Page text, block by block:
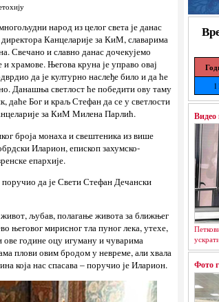
Видео
Фото
народ из целог света је данас
Канцеларије за КиМ, славарима
Свечано и славно данас дочекујемо
храмове. Његова круна је управо овај
да је културно наслеђе било и да ће
Данашња светлост ће победити ову таму
даће Бог и краљ Стефан да се у светлости
за КиМ Милена Парлић.
броја монаха и свештеника из више
Иларион, епископ захумско-
епархије.
поручио да је Свети Стефан Дечански
љубав, полагање живота за ближњег
његовог мирисног тла пуног лека, утехе,
ове године оцу игуману и чуварима
плови овим бродом у невреме, али хвала
која нас спасава – поручио је Иларион.